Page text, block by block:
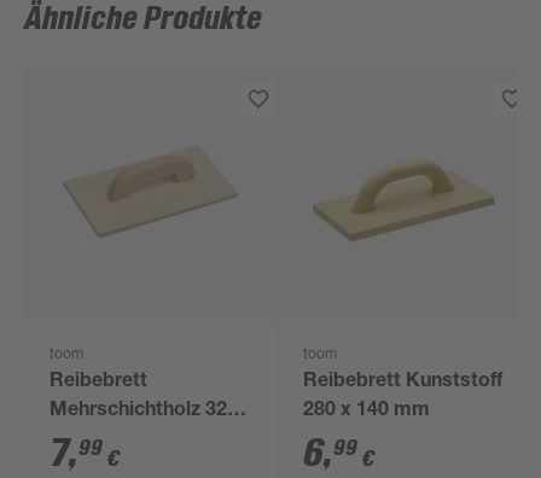
Ähnliche Produkte
toom
Reibebrett
Mehrschichtholz 320
x 180 mm
7,99 €
toom
Reibebrett Kunststoff
280 x 140 mm
6,99 €